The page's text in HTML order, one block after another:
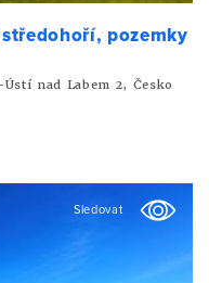
pozemky
nad Labem 2, Česko
Sledovat